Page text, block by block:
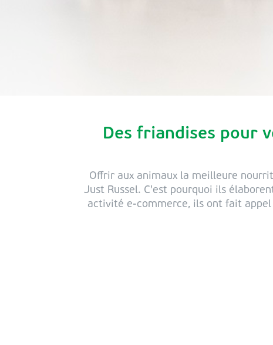
Des friandises pour
Offrir aux animaux la meilleure
Just Russel. C'est pourquoi ils
activité e-commerce, ils ont fait appel